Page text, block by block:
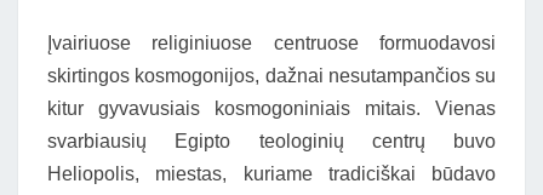
Įvairiuose religiniuose centruose formuodavosi
skirtingos kosmogonijos, dažnai nesutampančios su
kitur gyvavusiais kosmogoniniais mitais. Vienas
svarbiausių Egipto teologinių centrų buvo
Heliopolis, miestas, kuriame tradiciškai būdavo